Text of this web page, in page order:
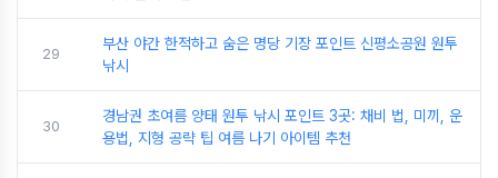
29
부산 야간 한적하고 숨은 명당 기장 포인트 신평소공원 원투
낚시
30
경남권 초여름 양태 원투 낚시 포인트 3곳: 채비 법, 미끼, 운
용법, 지형 공략 팁 여름 나기 아이템 추천